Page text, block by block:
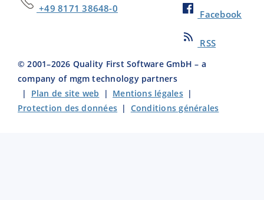
+49 8171 38648-0
Facebook
RSS
© 2001–2026 Quality First Software GmbH – a
company of mgm technology partners
| Plan de site web | Mentions légales|
Protection des données | Conditions générales